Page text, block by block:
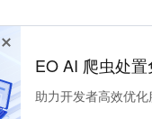
EO AI 爬虫处
助力开发者高效优